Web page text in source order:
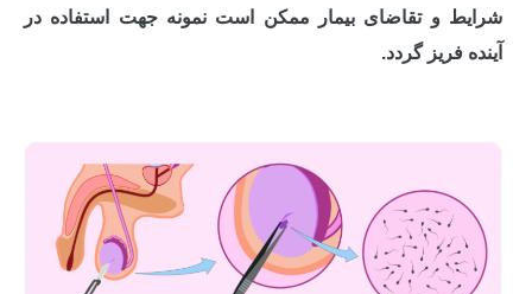
شرایط و تقاضای بیمار ممکن است نمونه جهت استفاده در
آینده فریز گردد.